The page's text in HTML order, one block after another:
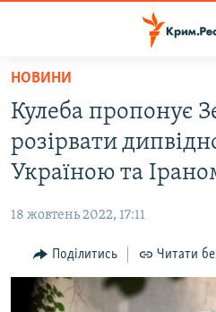
Перейти
основного
матеріалу
Перейти
до
основної
Перейти
до
пошуку
НОВИНИ
ВОДА.КРИМ
ВІДЕО ТА ФОТО
БЛОГИ
ПОГЛЯД
ІНТЕРВ'Ю
НОВИНИ
Кулеба пропонує
розірвати
Україною та
18 жовтень 2022, 17:11
Поділитись Читати